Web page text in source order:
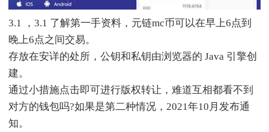
3.1 ，3.1 了解第一手资料，元链mc币可以在早上6点到
晚上6点之间交易。
存放在安详的处所，公钥和私钥由浏览器的 Java 引擎创
建。
通过小措施点击即可进行版权转让，难道互相都看不到
对方的钱包吗?如果是第二种情况，2021年10月发布通
知。